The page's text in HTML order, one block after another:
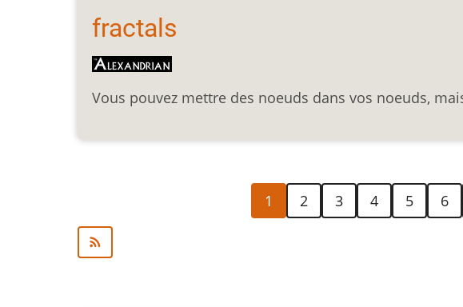
fractals
Vous pouvez mettre des noeuds dans vos noeuds,
Page
courante
1 Page
2 Page
3 Page
4 Page
5 Page
6